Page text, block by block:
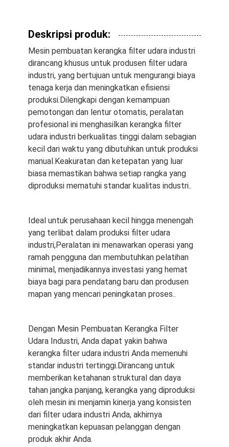
Deskripsi produk:
Mesin pembuatan kerangka filter udara industri
dirancang khusus untuk produsen filter udara
industri, yang bertujuan untuk mengurangi biaya
tenaga kerja dan meningkatkan efisiensi
produksi.Dilengkapi dengan kemampuan
pemotongan dan lentur otomatis, peralatan
profesional ini menghasilkan kerangka filter
udara industri berkualitas tinggi dalam sebagian
kecil dari waktu yang dibutuhkan untuk produksi
manual.Keakuratan dan ketepatan yang luar
biasa memastikan bahwa setiap rangka yang
diproduksi mematuhi standar kualitas industri..
Ideal untuk perusahaan kecil hingga menengah
yang terlibat dalam produksi filter udara
industri,Peralatan ini menawarkan operasi yang
ramah pengguna dan membutuhkan pelatihan
minimal, menjadikannya investasi yang hemat
biaya bagi para pendatang baru dan produsen
mapan yang mencari peningkatan proses..
Dengan Mesin Pembuatan Kerangka Filter
Udara Industri, Anda dapat yakin bahwa
kerangka filter udara industri Anda memenuhi
standar industri tertinggi.Dirancang untuk
memberikan ketahanan struktural dan daya
tahan jangka panjang, kerangka yang diproduksi
oleh mesin ini menjamin kinerja yang konsisten
dari filter udara industri Anda, akhirnya
meningkatkan kepuasan pelanggan dengan
produk akhir Anda.